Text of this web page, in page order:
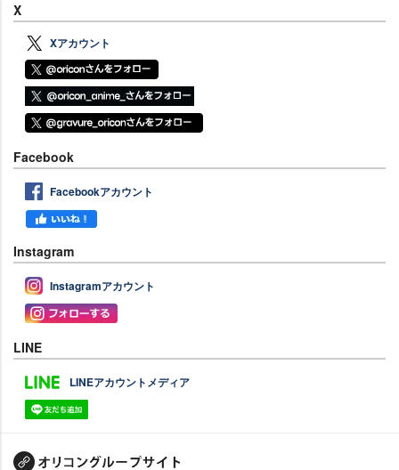
X
Xアカウント
Facebook
Facebookアカウント
Instagram
Instagramアカウント
LINE
LINEアカウントメディア